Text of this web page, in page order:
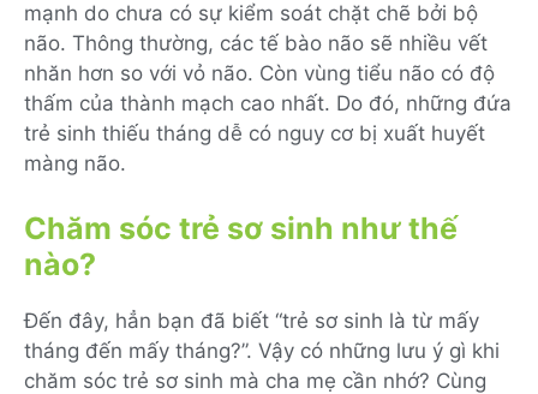
mạnh do chưa có sự kiểm soát chặt chẽ bởi bộ
não. Thông thường, các tế bào não sẽ nhiều vết
nhăn hơn so với vỏ não. Còn vùng tiểu não có độ
thấm của thành mạch cao nhất. Do đó, những đứa
trẻ sinh thiếu tháng dễ có nguy cơ bị xuất huyết
màng não.
Chăm sóc trẻ sơ sinh như thế
nào?
Đến đây, hẳn bạn đã biết “trẻ sơ sinh là từ mấy
tháng đến mấy tháng?”. Vậy có những lưu ý gì khi
chăm sóc trẻ sơ sinh mà cha mẹ cần nhớ? Cùng